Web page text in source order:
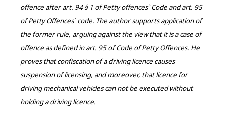
offence after art. 94 § 1 of Petty offences` Code and art. 95
of Petty Offences` code. The author supports application of
the former rule, arguing against the view that it is a case of
offence as defined in art. 95 of Code of Petty Offences. He
proves that confiscation of a driving licence causes
suspension of licensing, and moreover, that licence for
driving mechanical vehicles can not be executed without
holding a driving licence.